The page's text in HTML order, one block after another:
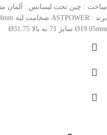
Ø19.05mm سایز 71 به بالا Ø31.75